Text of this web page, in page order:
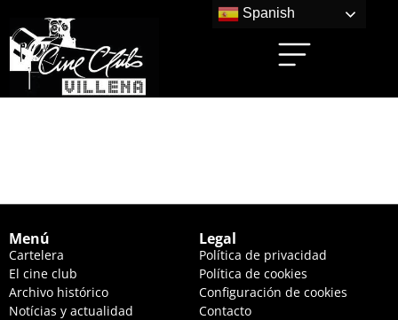
Menú
Cartelera
El cine club
Archivo histórico
Notícias y actualidad
Legal
Política de privacidad
Política de cookies
Configuración de cookies
Contacto
Spanish